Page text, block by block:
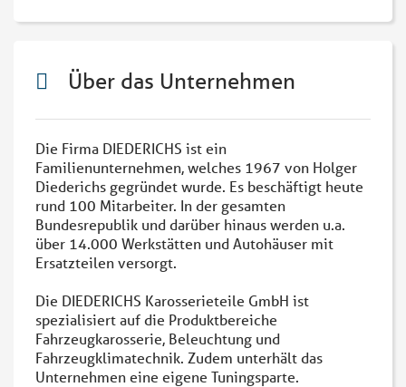
Über das Unternehmen
Die Firma DIEDERICHS ist ein
Familienunternehmen, welches 1967 von Holger
Diederichs gegründet wurde. Es beschäftigt heute
rund 100 Mitarbeiter. In der gesamten
Bundesrepublik und darüber hinaus werden u.a.
über 14.000 Werkstätten und Autohäuser mit
Ersatzteilen versorgt.
Die DIEDERICHS Karosserieteile GmbH ist
spezialisiert auf die Produktbereiche
Fahrzeugkarosserie, Beleuchtung und
Fahrzeugklimatechnik. Zudem unterhält das
Unternehmen eine eigene Tuningsparte.